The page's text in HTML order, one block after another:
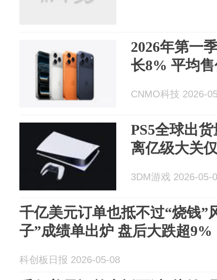
2026年第一
长8% 平均
CNMO科技 2026-
PS5全球出
离亿级大关
3DM游戏 2026-05-
千亿美元订单也抵不过“烧钱”
子”成绩单出炉 盘后大跌超9%
科创板日报 2026-05-08